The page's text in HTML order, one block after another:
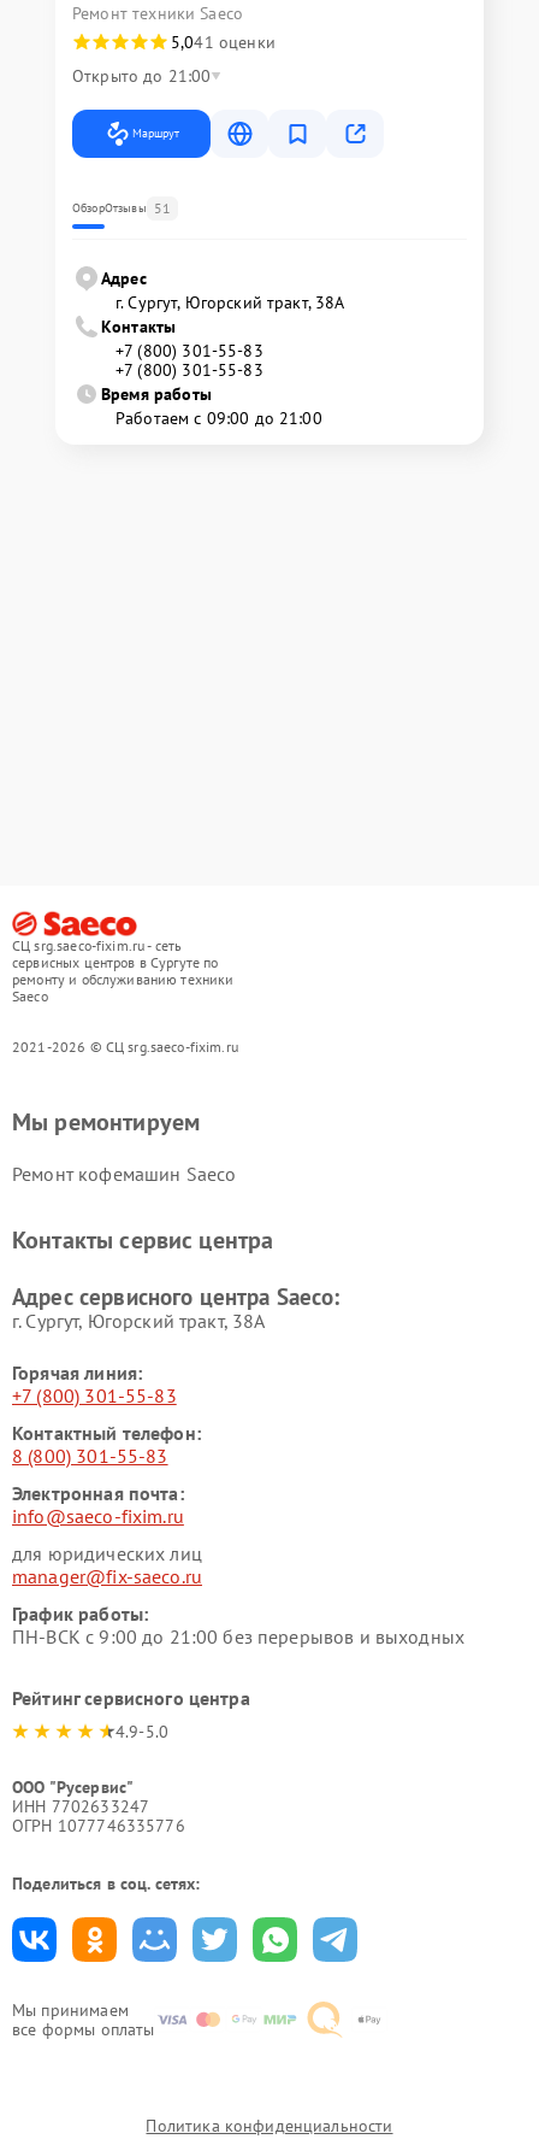
Ремонт техники Saeco
5,041 оценки
Открыто до 21:00
Маршрут
ОбзорОтзывы 51
Адрес
г. Сургут, Югорский тракт, 38А
Контакты
+7 (800) 301-55-83
+7 (800) 301-55-83
Время работы
Работаем с 09:00 до 21:00
СЦ srg.saeco-fixim.ru - сеть
сервисных центров в Сургуте по
ремонту и обслуживанию техники
Saeco
2021-2026 © СЦ srg.saeco-fixim.ru
Мы принимаем
все формы оплаты
Мы ремонтируем
Ремонт кофемашин Saeco
Контакты сервис центра
Адрес сервисного центра Saeco:
г. Сургут, Югорский тракт, 38А
Горячая линия:
+7 (800) 301-55-83
Контактный телефон:
8 (800) 301-55-83
Электронная почта:
info@saeco-fixim.ru
для юридических лиц
manager@fix-saeco.ru
График работы:
ПН-ВСК с 9:00 до 21:00 без перерывов и выходных
Рейтинг сервисного центра
4.9-5.0
ООО "Русервис"
ИНН 7702633247
ОГРН 1077746335776
Поделиться в соц. сетях:
Политика конфиденциальности